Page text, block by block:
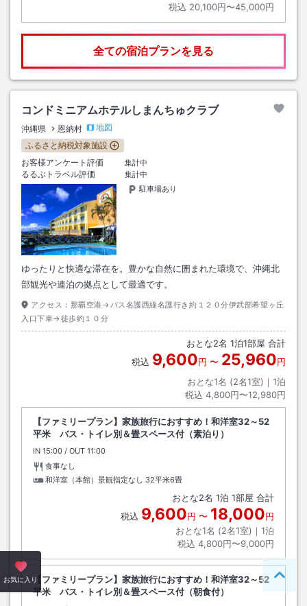
税込 20,100円〜45,000円
全ての宿泊プランを見る
コンドミニアムホテルしまんちゅクラブ
沖縄県 恩納村
地図
ふるさと納税対象施設
お客様アンケート評価
集計中
るるぶトラベル評価
集計中
駐車場あり
ゆったりと快適な滞在を。豊かな自然に囲まれた環境で、沖縄北
部観光や連泊の拠点として最適です。
アクセス： 那覇空港→バス名護西線名護行き約１２０分伊武部希望ヶ丘
入口下車→徒歩約１０分
おとな2名 1泊1部屋 合計
税込 9,600円 〜 25,960円
おとな1名 (2名1室)｜ 1泊
税込 4,800円〜12,980円
【ファミリープラン】家族旅行におすすめ！和洋室32～52
平米 バス・トイレ別＆畳スペース付（素泊り）
IN チェックイン
15:00 / OUT チェックアウト
11:00
食事なし
和洋室（本館）景観指定なし 32平米6畳
おとな2名 1泊 1部屋 合計
税込 9,600円 〜 18,000円
おとな1名 (2名1室)｜ 1泊
税込 4,800円〜9,000円
【ファミリープラン】家族旅行におすすめ！和洋室32～52
平米 バス・トイレ別＆畳スペース付（朝食付）
お気に入り ペー